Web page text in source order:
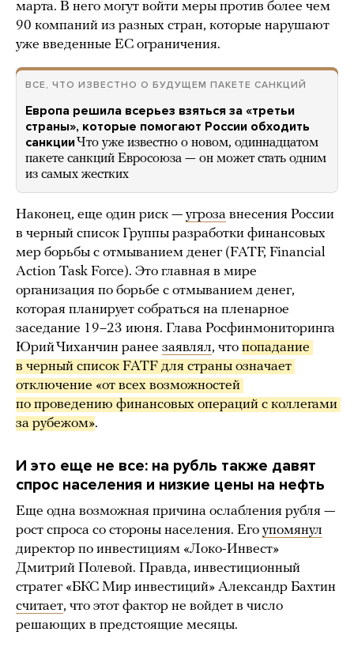
марта. В него могут войти меры против более чем
90 компаний из разных стран, которые нарушают
уже введенные ЕС ограничения.
ВСЕ, ЧТО ИЗВЕСТНО О БУДУЩЕМ ПАКЕТЕ САНКЦИЙ
Европа решила всерьез взяться за «третьи
страны», которые помогают России обходить
санкцииЧто уже известно о новом, одиннадцатом
пакете санкций Евросоюза — он может стать одним
из самых жестких
Наконец, еще один риск — угроза внесения России
в черный список Группы разработки финансовых
мер борьбы с отмыванием денег (FATF, Financial
Action Task Force). Это главная в мире
организация по борьбе с отмыванием денег,
которая планирует собраться на пленарное
заседание 19–23 июня. Глава Росфинмониторинга
Юрий Чиханчин ранее заявлял, что попадание
в черный список FATF для страны означает
отключение «от всех возможностей
по проведению финансовых операций с коллегами
за рубежом».
И это еще не все: на рубль также давят
спрос населения и низкие цены на нефть
Еще одна возможная причина ослабления рубля —
рост спроса со стороны населения. Его упомянул
директор по инвестициям «Локо-Инвест»
Дмитрий Полевой. Правда, инвестиционный
стратег «БКС Мир инвестиций» Александр Бахтин
считает, что этот фактор не войдет в число
решающих в предстоящие месяцы.